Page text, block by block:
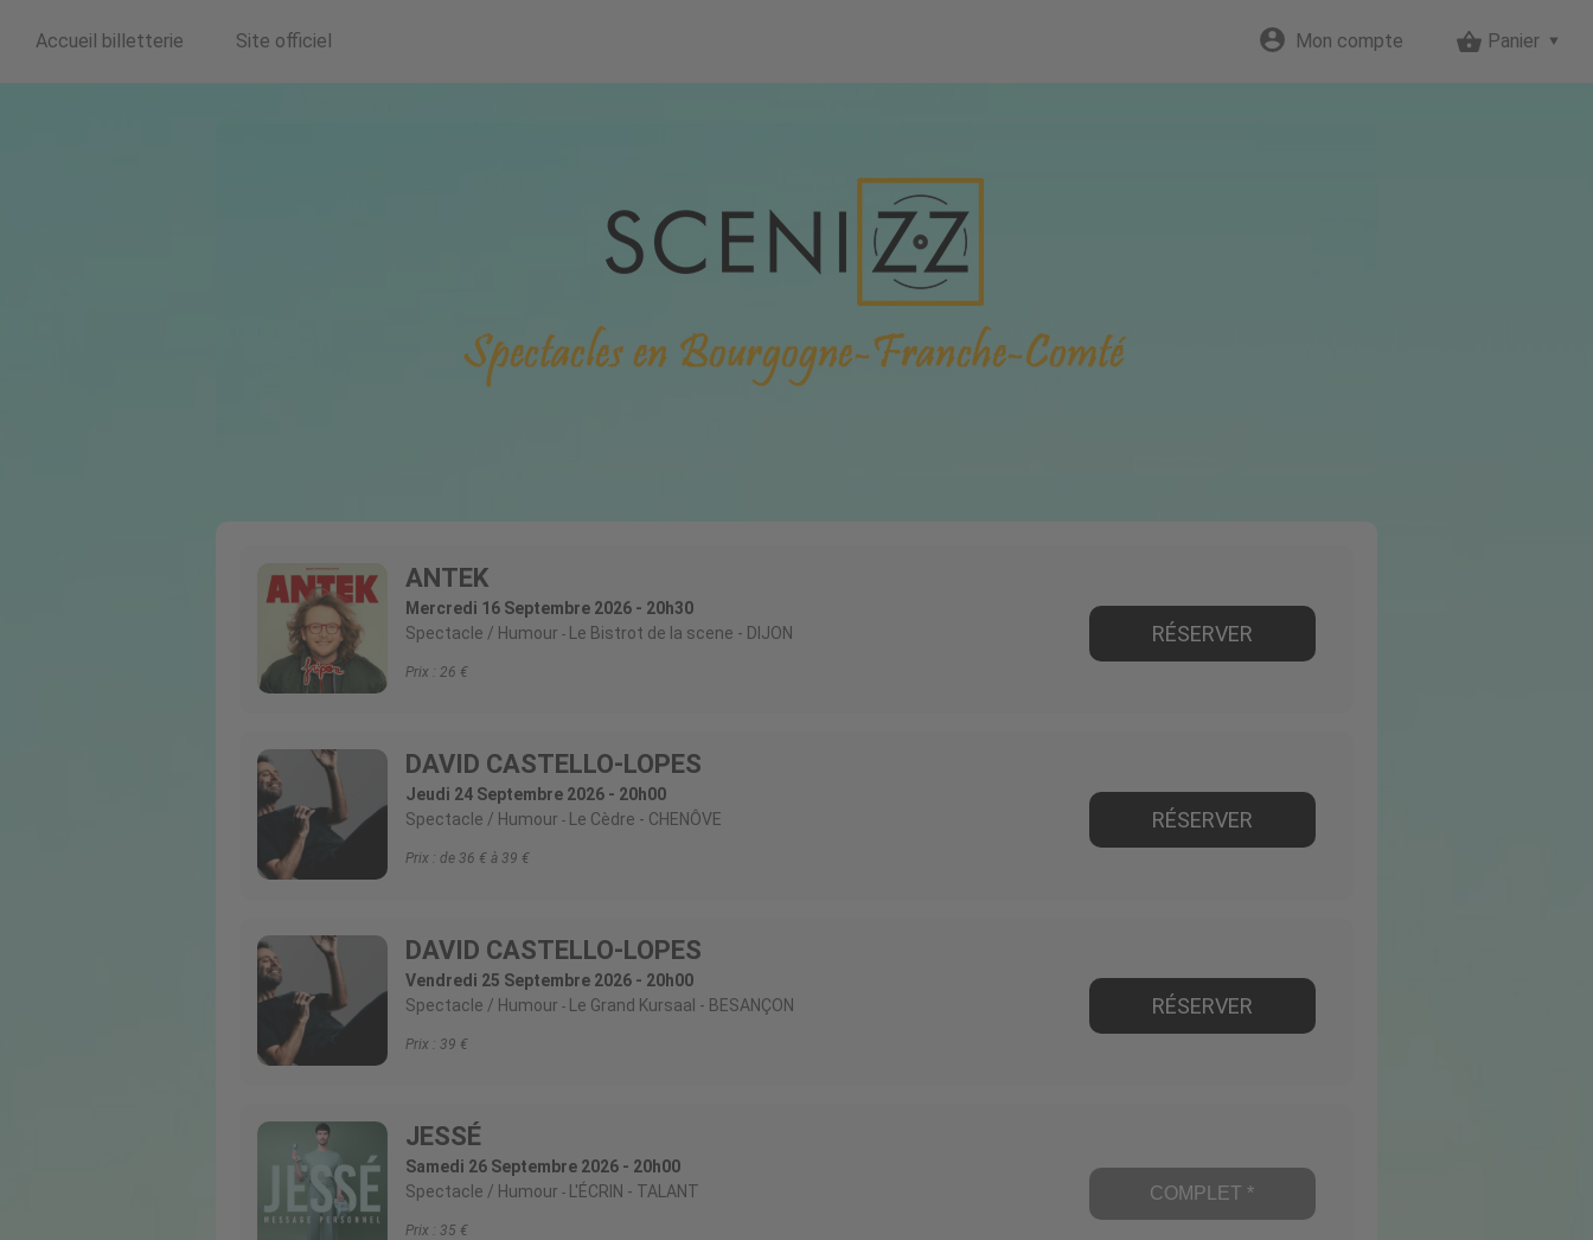
Accueil billetterie Site officiel Panier
Mon compte
ANTEK
Mercredi 16 Septembre 2026 - 20h30
Spectacle
Humour Le Bistrot de la scene - DIJON
Prix : 26
RÉSERVER
DAVID CASTELLO-LOPES
Jeudi 24 Septembre 2026 - 20h00
Spectacle
Humour Le Cèdre - CHENÔVE
Prix : de 36 € à 39
RÉSERVER
DAVID CASTELLO-LOPES
Vendredi 25 Septembre 2026 - 20h00
Spectacle
Humour Le Grand Kursaal - BESANÇON
Prix : 39
RÉSERVER
JESSÉ
Samedi 26 Septembre 2026 - 20h00
Spectacle
Humour L'ÉCRIN - TALANT
Prix : 35
COMPLET *